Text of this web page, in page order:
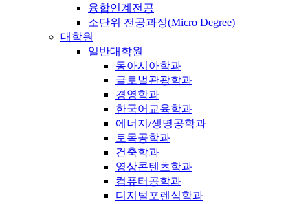
융합연계전공
소단위 전공과정(Micro Degree)
대학원
일반대학원
동아시아학과
글로벌관광학과
경영학과
한국어교육학과
에너지/생명공학과
토목공학과
건축학과
영상콘텐츠학과
컴퓨터공학과
디지털포렌식학과